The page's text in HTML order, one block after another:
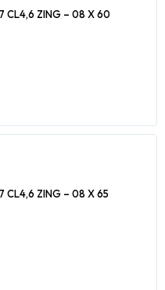
CL4,6 ZING – 08 X 60
CL4,6 ZING – 08 X 65